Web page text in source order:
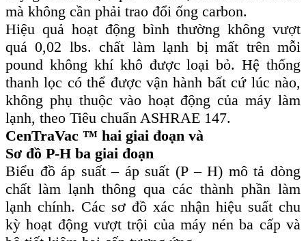
mà không cần phải trao đổi ống carbon.
Hiệu quả hoạt động bình thường không vượt
quá 0,02 lbs. chất làm lạnh bị mất trên mỗi
pound không khí khô được loại bỏ. Hệ thống
thanh lọc có thể được vận hành bất cứ lúc nào,
không phụ thuộc vào hoạt động của máy làm
lạnh, theo Tiêu chuẩn ASHRAE 147.
CenTraVac ™ hai giai đoạn và
Sơ đồ P-H ba giai đoạn
Biểu đồ áp suất – áp suất (P – H) mô tả dòng
chất làm lạnh thông qua các thành phần làm
lạnh chính. Các sơ đồ xác nhận hiệu suất chu
kỳ hoạt động vượt trội của máy nén ba cấp và